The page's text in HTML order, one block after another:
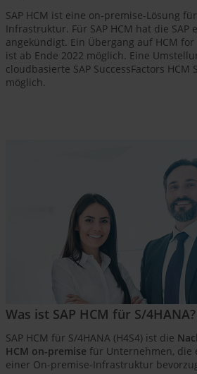
SAP HCM ist eine on-premise-Lösung
Infrastruktur. Für SAP HCM hat die SAP
angekündigt. Ein Übergang auf HCM for
ist ab Ende 2022 möglich. Eine
cloudbasierte SAP SuccessFactors
möglich.
Was ist SAP HCM für S/4HANA?
SAP HCM für S/4HANA (H4S4) ist die
HCM on-premise für Unternehmen, die
einer On-premise-Infrastruktur